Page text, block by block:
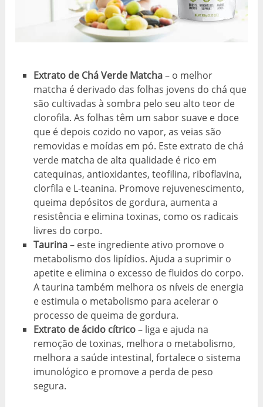
Extrato de Chá Verde Matcha– o melhor
matcha é derivado das folhas jovens do chá que
são cultivadas à sombra pelo seu alto teor de
clorofila. As folhas têm um sabor suave e doce
que é depois cozido no vapor, as veias são
removidas e moídas em pó. Este extrato de chá
verde matcha de alta qualidade é rico em
catequinas, antioxidantes, teofilina, riboflavina,
clorfila e L-teanina. Promove rejuvenescimento,
queima depósitos de gordura, aumenta a
resistência e elimina toxinas, como os radicais
livres do corpo.
Taurina– este ingrediente ativo promove o
metabolismo dos lipídios. Ajuda a suprimir o
apetite e elimina o excesso de fluidos do corpo.
A taurina também melhora os níveis de energia
e estimula o metabolismo para acelerar o
processo de queima de gordura.
Extrato de ácido cítrico– liga e ajuda na
remoção de toxinas, melhora o metabolismo,
melhora a saúde intestinal, fortalece o sistema
imunológico e promove a perda de peso
segura.